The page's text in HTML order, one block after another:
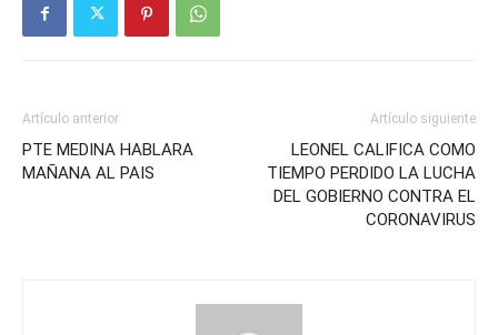
Artículo anterior
PTE MEDINA HABLARA
MAÑANA AL PAIS
Artículo siguiente
LEONEL CALIFICA COMO
TIEMPO PERDIDO LA LUCHA
DEL GOBIERNO CONTRA EL
CORONAVIRUS